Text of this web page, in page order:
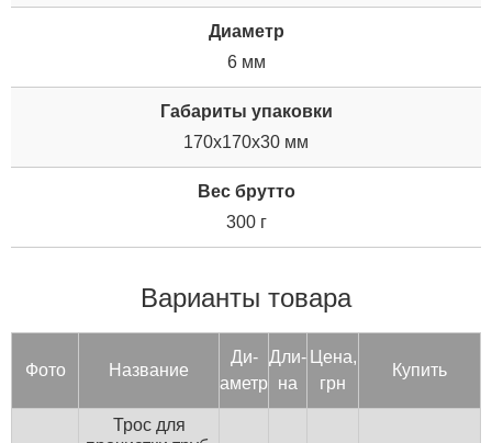
Диаметр
6 мм
Габариты упаковки
170x170x30 мм
Вес брутто
300 г
Варианты товара
Фото Название
Ди­
аметр
Дли­
на
Цена,
грн
Купить
Трос для